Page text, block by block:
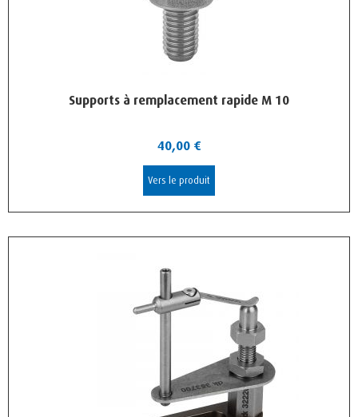
Supports à remplacement rapide M 10
40,00 €
Vers le produit